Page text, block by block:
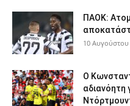
ΠΑΟΚ:
10 Αυγούστου
Ο
αδιανόητη